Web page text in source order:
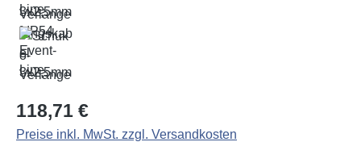
Regulärer Preis:
118,71 €
Preise inkl. MwSt. zzgl. Versandkosten